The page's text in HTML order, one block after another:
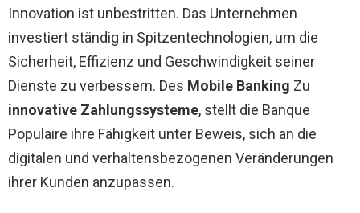
Innovation ist unbestritten. Das Unternehmen
investiert ständig in Spitzentechnologien, um die
Sicherheit, Effizienz und Geschwindigkeit seiner
Dienste zu verbessern. Des Mobile Banking Zu
innovative Zahlungssysteme, stellt die Banque
Populaire ihre Fähigkeit unter Beweis, sich an die
digitalen und verhaltensbezogenen Veränderungen
ihrer Kunden anzupassen.